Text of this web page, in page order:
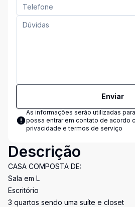
Enviar
As informações serão utilizadas
possa entrar em contato de acordo
privacidade e termos de serviço
Descrição
CASA COMPOSTA DE:
Sala em L
Escritório
3 quartos sendo uma suíte e closet